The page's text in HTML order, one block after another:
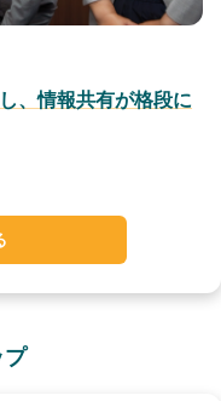
、情報共有が格段に
プ